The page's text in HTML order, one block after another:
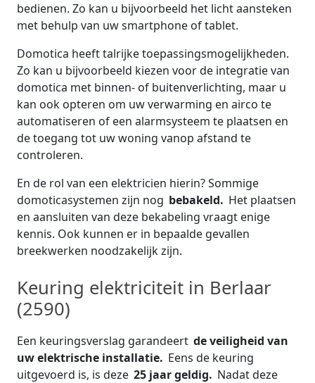
bedienen. Zo kan u bijvoorbeeld het licht aansteken
met behulp van uw smartphone of tablet.
Domotica heeft talrijke toepassingsmogelijkheden.
Zo kan u bijvoorbeeld kiezen voor de integratie van
domotica met binnen- of buitenverlichting, maar u
kan ook opteren om uw verwarming en airco te
automatiseren of een alarmsysteem te plaatsen en
de toegang tot uw woning vanop afstand te
controleren.
En de rol van een elektricien hierin? Sommige
domoticasystemen zijn nog bebakeld. Het plaatsen
en aansluiten van deze bekabeling vraagt enige
kennis. Ook kunnen er in bepaalde gevallen
breekwerken noodzakelijk zijn.
Keuring elektriciteit in Berlaar
(2590)
Een keuringsverslag garandeert de veiligheid van
uw elektrische installatie. Eens de keuring
uitgevoerd is, is deze 25 jaar geldig. Nadat deze